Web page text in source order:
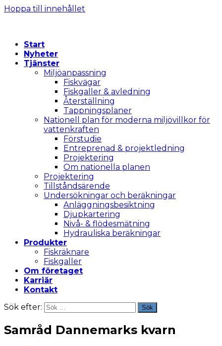
Hoppa till innehållet
Start
Nyheter
Tjänster
Miljöanpassning
Fiskvägar
Fiskgaller & avledning
Återställning
Tappningsplaner
Nationell plan för moderna miljövillkor för
vattenkraften
Förstudie
Entreprenad & projektledning
Projektering
Om nationella planen
Projektering
Tillståndsärende
Undersökningar och beräkningar
Anläggningsbesiktning
Djupkartering
Nivå- & flödesmätning
Hydrauliska beräkningar
Produkter
Fiskräknare
Fiskgaller
Om företaget
Karriär
Kontakt
Sök efter:
Sök
Samråd Dannemarks kvarn